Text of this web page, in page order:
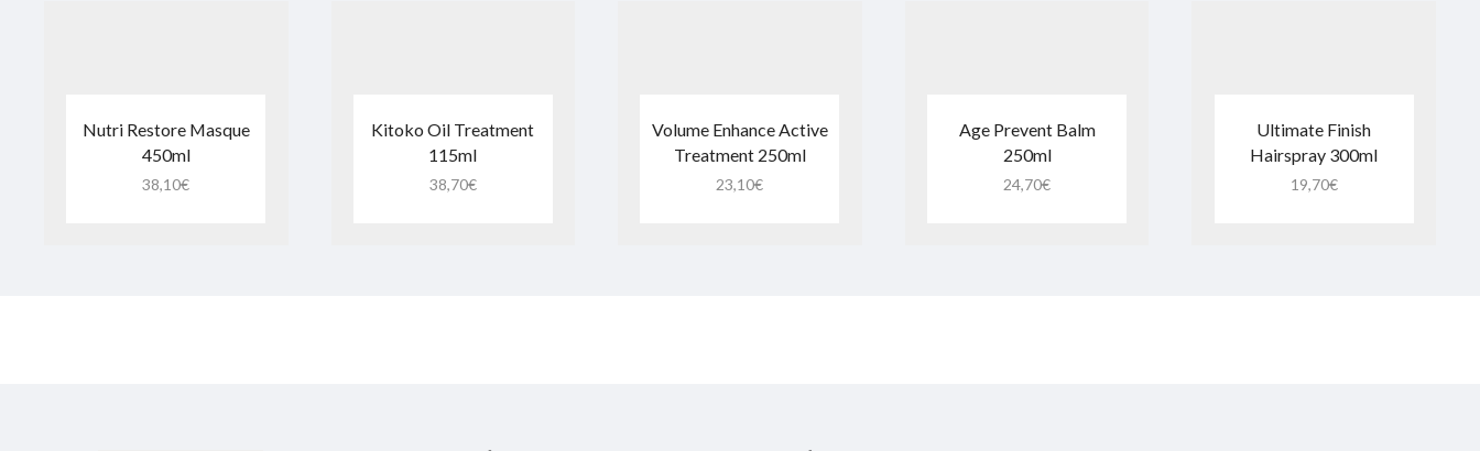
Nutri Restore Masque
450ml
38,10€
Kitoko Oil Treatment
115ml
38,70€
Volume Enhance Active
Treatment 250ml
23,10€
Age Prevent Balm
250ml
24,70€
Ultimate Finish
Hairspray 300ml
19,70€